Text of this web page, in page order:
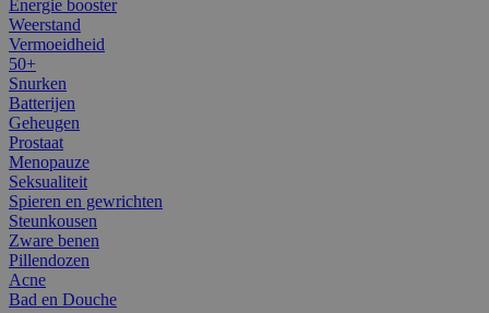
Energie booster
Weerstand
Vermoeidheid
50+
Snurken
Batterijen
Geheugen
Prostaat
Menopauze
Seksualiteit
Spieren en gewrichten
Steunkousen
Zware benen
Pillendozen
Acne
Bad en Douche